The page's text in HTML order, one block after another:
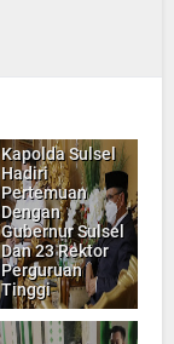
Kapolda Sulsel
Hadiri
Pertemuan
Dengan
Gubernur Sulsel
Dan 23 Rektor
Perguruan
Tinggi